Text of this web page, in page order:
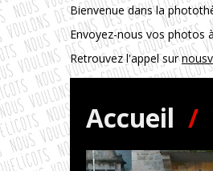
Bienvenue dans la
Envoyez-nous vos photos
Retrouvez l'appel sur
Accueil /